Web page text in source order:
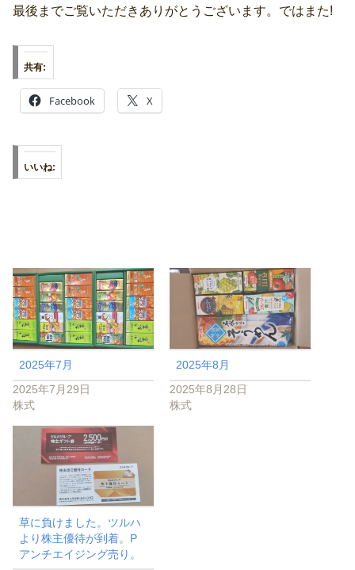
最後までご覧いただきありがとうございます。ではまた!
共有:
Facebook X
いいね:
2025年7月
2025年7月29日
株式
2025年8月
2025年8月28日
株式
草に負けました。ツルハ
より株主優待が到着。P
アンチエイジング売り。